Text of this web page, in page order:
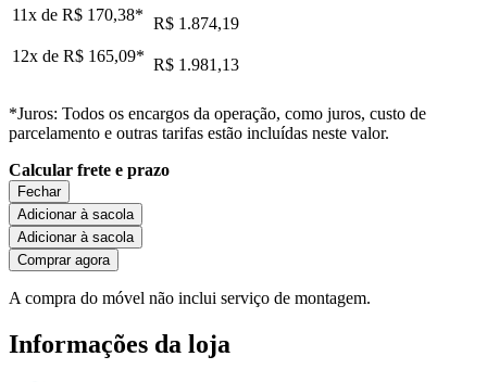
11x de R$ 170,38* R$ 1.874,19
12x de R$ 165,09* R$ 1.981,13
*Juros: Todos os encargos da operação, como juros, custo de
parcelamento e outras tarifas estão incluídas neste valor.
Calcular frete e prazo
Fechar
Adicionar à sacola
Adicionar à sacola
Comprar agora
A compra do móvel não inclui serviço de montagem.
Informações da loja